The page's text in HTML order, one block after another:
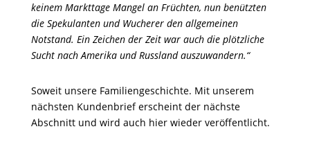
keinem Markttage Mangel an Früchten, nun benützten
die Spekulanten und Wucherer den allgemeinen
Notstand. Ein Zeichen der Zeit war auch die plötzliche
Sucht nach Amerika und Russland auszuwandern.“
Soweit unsere Familiengeschichte. Mit unserem
nächsten Kundenbrief erscheint der nächste
Abschnitt und wird auch hier wieder veröffentlicht.